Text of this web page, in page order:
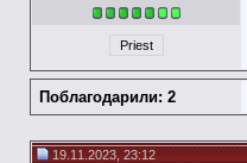
Priest
Поблагодарили: 2
19.11.2023, 23:12